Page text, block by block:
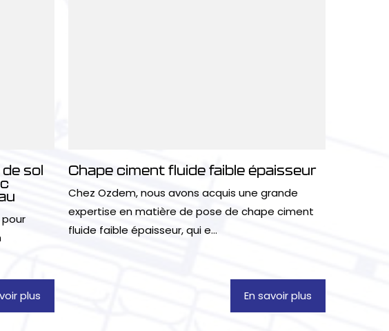
sol
plus
Chape ciment fluide faible épaisseur
Chez Ozdem, nous avons acquis une grande
expertise en matière de pose de chape ciment
fluide faible épaisseur, qui e...
En savoir plus